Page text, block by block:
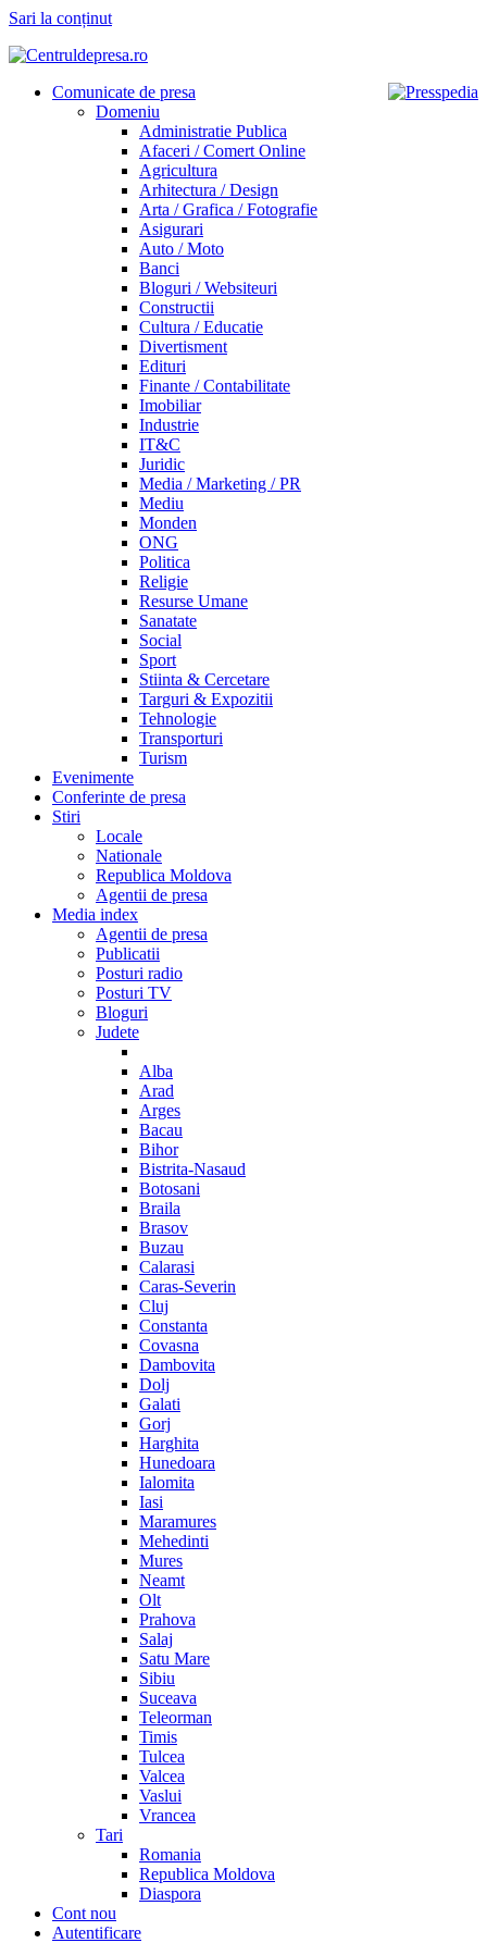
Sari la conținut
Comunicate de presa
Domeniu
Administratie Publica
Afaceri / Comert Online
Agricultura
Arhitectura / Design
Arta / Grafica / Fotografie
Asigurari
Auto / Moto
Banci
Bloguri / Websiteuri
Constructii
Cultura / Educatie
Divertisment
Edituri
Finante / Contabilitate
Imobiliar
Industrie
IT&C
Juridic
Media / Marketing / PR
Mediu
Monden
ONG
Politica
Religie
Resurse Umane
Sanatate
Social
Sport
Stiinta & Cercetare
Targuri & Expozitii
Tehnologie
Transporturi
Turism
Evenimente
Conferinte de presa
Stiri
Locale
Nationale
Republica Moldova
Agentii de presa
Media index
Agentii de presa
Publicatii
Posturi radio
Posturi TV
Bloguri
Judete
Alba
Arad
Arges
Bacau
Bihor
Bistrita-Nasaud
Botosani
Braila
Brasov
Buzau
Calarasi
Caras-Severin
Cluj
Constanta
Covasna
Dambovita
Dolj
Galati
Gorj
Harghita
Hunedoara
Ialomita
Iasi
Maramures
Mehedinti
Mures
Neamt
Olt
Prahova
Salaj
Satu Mare
Sibiu
Suceava
Teleorman
Timis
Tulcea
Valcea
Vaslui
Vrancea
Tari
Romania
Republica Moldova
Diaspora
Cont nou
Autentificare